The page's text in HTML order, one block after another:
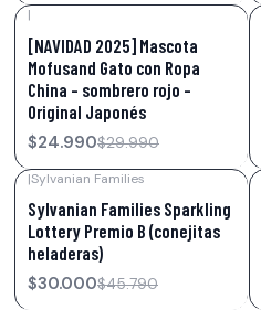
|
[NAVIDAD 2025] Mascota
Mofusand Gato con Ropa
China – sombrero rojo –
Original Japonés
$24.990$29.990
|Sylvanian Families
Sylvanian Families Sparkling
Lottery Premio B (conejitas
heladeras)
$30.000$45.790